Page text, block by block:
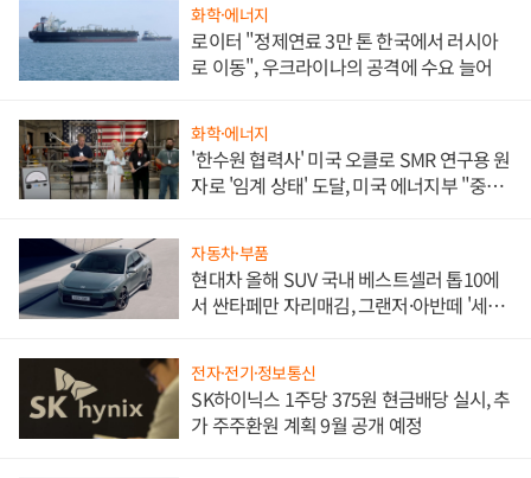
화학·에너지
로이터 "정제연료 3만 톤 한국에서 러시아
로 이동", 우크라이나의 공격에 수요 늘어
화학·에너지
'한수원 협력사' 미국 오클로 SMR 연구용 원
자로 '임계 상태' 도달, 미국 에너지부 "중요
자동차·부품
현대차 올해 SUV 국내 베스트셀러 톱10에
서 싼타페만 자리매김, 그랜저·아반떼 '세단
전자·전기·정보통신
SK하이닉스 1주당 375원 현금배당 실시, 추
가 주주환원 계획 9월 공개 예정